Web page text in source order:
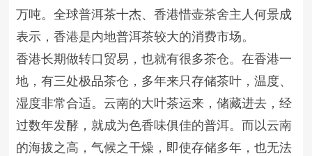
万吨。全球普洱茶十杰、香港惜壶茶舍主人何景成
表示，香港是内地普洱茶较大的消费市场。
香港长期做转口贸易，也就有很多茶仓。在香港一
地，有三处极品茶仓，多年来只存储茶叶，温度、
湿度非常合适。云南的大叶茶运来，储藏进去，经
过数年发酵，就成为色香味俱佳的普洱。而以云南
的海拔之高，气候之干燥，即使存储多年，也无法